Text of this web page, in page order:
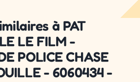
à PAT
LE FILM -
POLICE CHASE
- 6060434 -